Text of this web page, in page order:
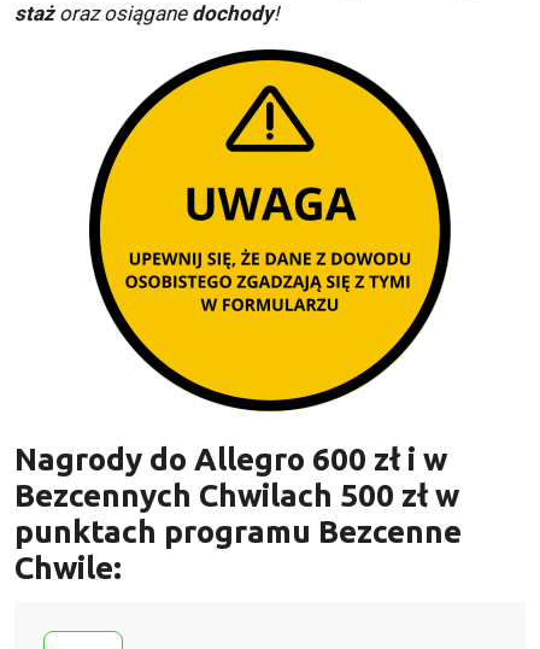
stażoraz osiągane dochody!
Nagrody do Allegro 600 zł i w
Bezcennych Chwilach 500 zł w
punktach programu Bezcenne
Chwile: